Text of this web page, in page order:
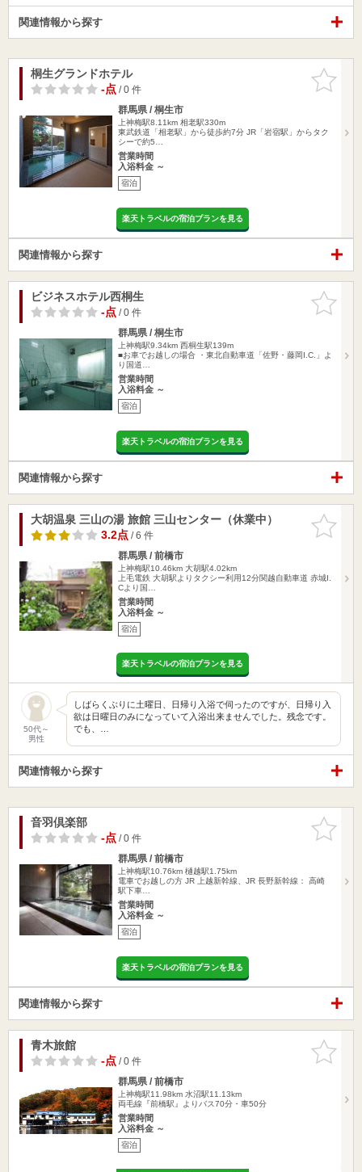
関連情報から探す
お気に入
りに追加
桐生グランドホテル
-点/ 0 件
群馬県 / 桐生市
上神梅駅8.11km 相老駅330m
東武鉄道「相老駅」から徒歩約7分 JR「岩宿駅」からタク
シーで約5…
営業時間
入浴料金 ～
宿泊
楽天トラベルの宿泊プランを見る
関連情報から探す
お気に入
りに追加
ビジネスホテル西桐生
-点/ 0 件
群馬県 / 桐生市
上神梅駅9.34km 西桐生駅139m
■お車でお越しの場合 ・東北自動車道「佐野・藤岡I.C.」よ
り国道…
営業時間
入浴料金 ～
宿泊
楽天トラベルの宿泊プランを見る
関連情報から探す
お気に入
りに追加
大胡温泉 三山の湯 旅館 三山センター（休業中）
3.2点/ 6 件
群馬県 / 前橋市
上神梅駅10.46km 大胡駅4.02km
上毛電鉄 大胡駅よりタクシー利用12分関越自動車道 赤城I.
Cより国…
営業時間
入浴料金 ～
宿泊
楽天トラベルの宿泊プランを見る
50代～
男性
しばらくぶりに土曜日、日帰り入浴で伺ったのですが、日帰り入
欲は日曜日のみになっていて入浴出来ませんでした。残念です。
でも、…
関連情報から探す
お気に入
りに追加
音羽倶楽部
-点/ 0 件
群馬県 / 前橋市
上神梅駅10.76km 樋越駅1.75km
電車でお越しの方 JR 上越新幹線、JR 長野新幹線： 高崎
駅下車…
営業時間
入浴料金 ～
宿泊
楽天トラベルの宿泊プランを見る
関連情報から探す
お気に入
りに追加
青木旅館
-点/ 0 件
群馬県 / 前橋市
上神梅駅11.98km 水沼駅11.13km
両毛線『前橋駅』よりバス70分・車50分
営業時間
入浴料金 ～
宿泊